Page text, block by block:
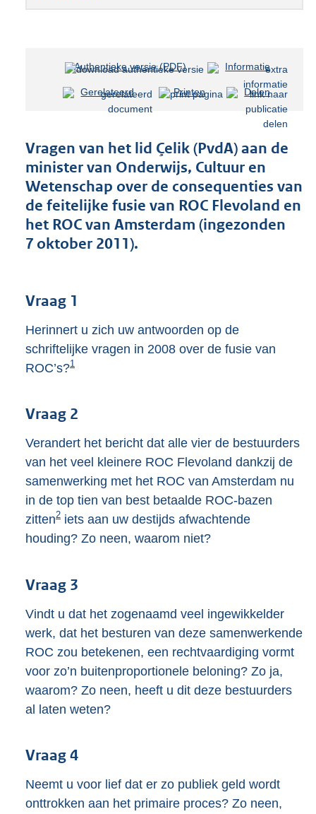
Authentieke versie (PDF)b
s
d
s
g
r
o
K
b
Informatie
Gerelateerd Printen Delen
Vragen van het lid Çelik (PvdA) aan de
minister van Onderwijs, Cultuur en
Wetenschap over de consequenties van
de feitelijke fusie van ROC Flevoland en
het ROC van Amsterdam (ingezonden
7 oktober 2011).
Vraag 1
Herinnert u zich uw antwoorden op de
schriftelijke vragen in 2008 over de fusie van
ROC’s?1
Vraag 2
Verandert het bericht dat alle vier de bestuurders
van het veel kleinere ROC Flevoland dankzij de
samenwerking met het ROC van Amsterdam nu
in de top tien van best betaalde ROC-bazen
zitten2 iets aan uw destijds afwachtende
houding? Zo neen, waarom niet?
Vraag 3
Vindt u dat het zogenaamd veel ingewikkelder
werk, dat het besturen van deze samenwerkende
ROC zou betekenen, een rechtvaardiging vormt
voor zo’n buitenproportionele beloning? Zo ja,
waarom? Zo neen, heeft u dit deze bestuurders
al laten weten?
Vraag 4
Neemt u voor lief dat er zo publiek geld wordt
onttrokken aan het primaire proces? Zo neen,